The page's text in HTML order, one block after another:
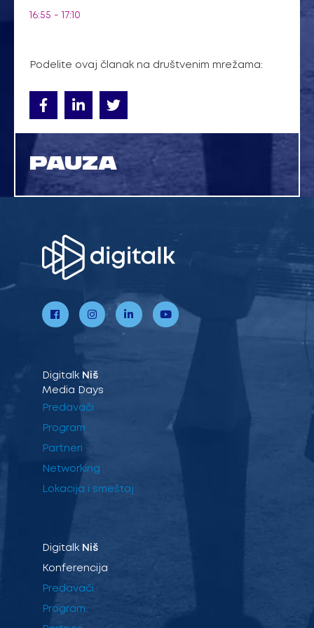
16:55 - 17:10
Podelite ovaj članak na društvenim mrežama:
PAUZA
Digitalk Niš
Media Days
Predavači
Program
Partneri
Networking
Lokacija i smeštaj
Digitalk Niš
Konferencija
Predavači
Program